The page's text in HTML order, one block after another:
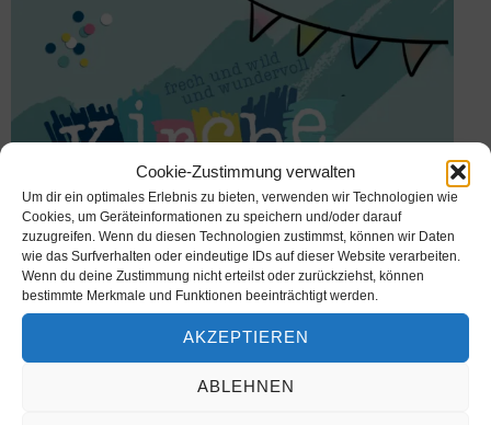
Cookie-Zustimmung verwalten
Um dir ein optimales Erlebnis zu bieten, verwenden wir Technologien wie
Cookies, um Geräteinformationen zu speichern und/oder darauf
zuzugreifen. Wenn du diesen Technologien zustimmst, können wir Daten
wie das Surfverhalten oder eindeutige IDs auf dieser Website verarbeiten.
Wenn du deine Zustimmung nicht erteilst oder zurückziehst, können
bestimmte Merkmale und Funktionen beeinträchtigt werden.
AKZEPTIEREN
ABLEHNEN